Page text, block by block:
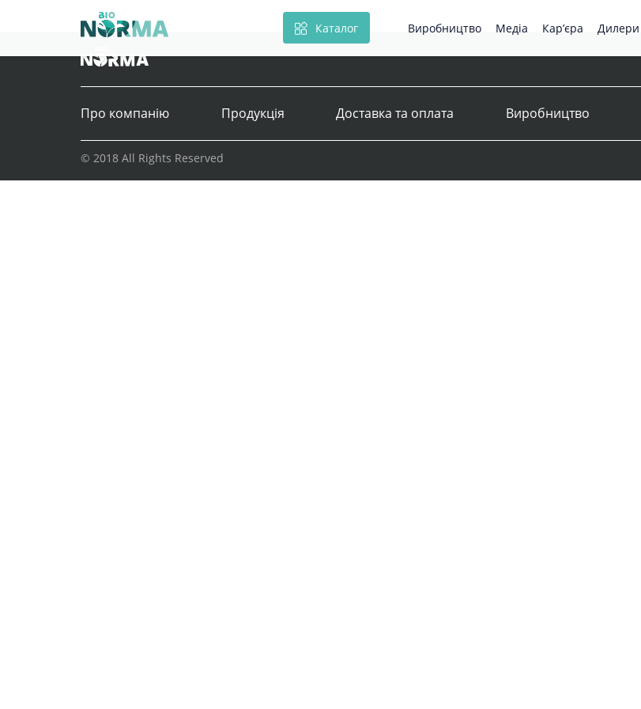
Каталог Виробництво Медіа Кар’єра Дилери
Про компанію Продукція Доставка та оплата Виробництво
© 2018 All Rights Reserved